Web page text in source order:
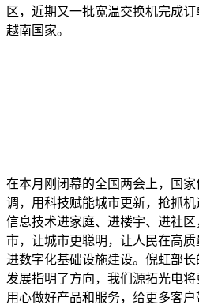
区，近期又一批宽温交换机完成
越南国家。
在本月刚闭幕的全国两会上，国
调，用科技赋能城市更新，抢抓
信息技术进家庭、进楼宇、进社
市，让城市更聪明，让人民在高
进数字化基础设施建设。倪虹部
发展指明了方向，我们源拓光电将
用心做好产品和服务，给更多客户